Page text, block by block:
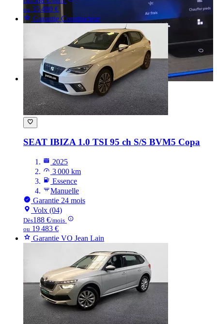
ou 35 490 €
Garantie Constructeur
SEAT IBIZA 1.0 TSI 95 ch S/S BVM5 Copa
2025
3 000 km
Essence
Manuelle
Garantie 24 mois
Volx (04)
Dès188 €/mois
ou 19 483 €
Garantie VO Jean Lain